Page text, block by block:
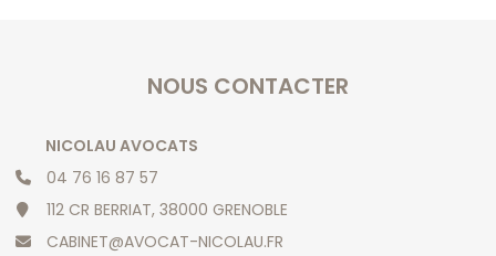
NOUS CONTACTER
NICOLAU AVOCATS
04 76 16 87 57
112 CR BERRIAT, 38000 GRENOBLE
CABINET@AVOCAT-NICOLAU.FR